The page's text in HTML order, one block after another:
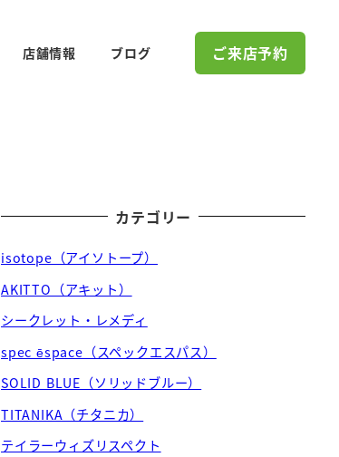
店舗情報 ブログ ご来店予約
カテゴリー
isotope（アイソトープ）
AKITTO（アキット）
シークレット・レメディ
spec ēspace（スペックエスパス）
SOLID BLUE（ソリッドブルー）
TITANIKA（チタニカ）
テイラーウィズリスペクト